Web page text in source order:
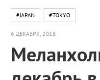
#JAPAN #TOKYO
6 ДЕКАБРЯ, 2018